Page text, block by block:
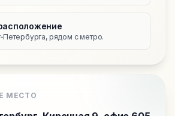
рядом с метро.
МЕСТО